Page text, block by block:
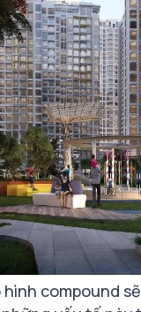
hình compound